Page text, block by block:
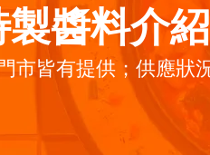
醬料介紹
市皆有提供；供應狀